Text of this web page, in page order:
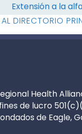
Extensión a la
DIRECTORIO
Health
de lucro
de Eagle,